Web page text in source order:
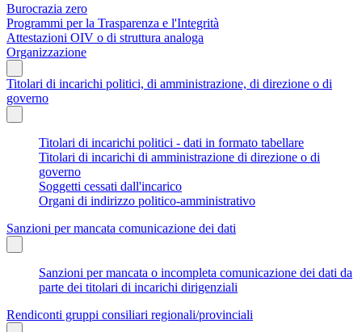
Burocrazia zero
Programmi per la Trasparenza e l'Integrità
Attestazioni OIV o di struttura analoga
Organizzazione
Titolari di incarichi politici, di amministrazione, di direzione o di
governo
Titolari di incarichi politici - dati in formato tabellare
Titolari di incarichi di amministrazione di direzione o di
governo
Soggetti cessati dall'incarico
Organi di indirizzo politico-amministrativo
Sanzioni per mancata comunicazione dei dati
Sanzioni per mancata o incompleta comunicazione dei dati da
parte dei titolari di incarichi dirigenziali
Rendiconti gruppi consiliari regionali/provinciali